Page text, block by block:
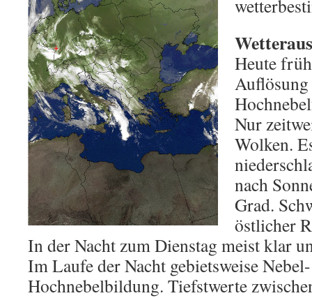
Heute
Nur
Wolken.
nach
Grad.
östlicher
In der Nacht zum Dienstag meist klar
Im Laufe der Nacht gebietsweise
Hochnebelbildung. Tiefstwerte